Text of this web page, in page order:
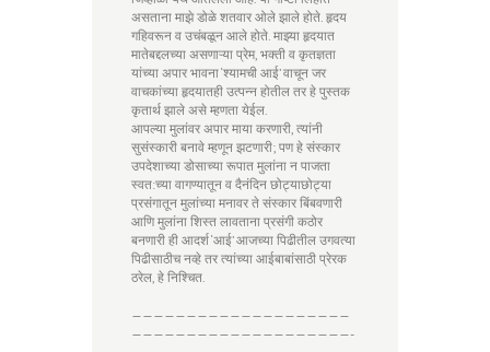
असताना माझे डोळे शतवार ओले झाले होते. हृदय
गहिवरून व उचंबळून आले होते. माझ्या हृदयात
मातेबद्दलच्या असणाऱ्या प्रेम, भक्ती व कृतज्ञता
यांच्या अपार भावना ‘श्यामची आई’ वाचून जर
वाचकांच्या हृदयातही उत्पन्न होतील तर हे पुस्तक
कृतार्थ झाले असे म्हणता येईल.
आपल्या मुलांवर अपार माया करणारी, त्यांनी
सुसंस्कारी बनावे म्हणून झटणारी; पण हे संस्कार
उपदेशाच्या डोसाच्या रूपात मुलांना न पाजता
स्वत:च्या वागण्यातून व दैनंदिन छोट्याछोट्या
प्रसंगातून मुलांच्या मनावर ते संस्कार बिंबवणारी
आणि मुलांना शिस्त लावताना प्रसंगी कठोर
बनणारी ही आदर्श ‘आई’ आजच्या पिढीतील उगवत्या
पिढीसाठीच नव्हे तर त्यांच्या आईबाबांसाठी प्रेरक
ठरेल, हे निश्चित.
————————————————————
————————————————————-